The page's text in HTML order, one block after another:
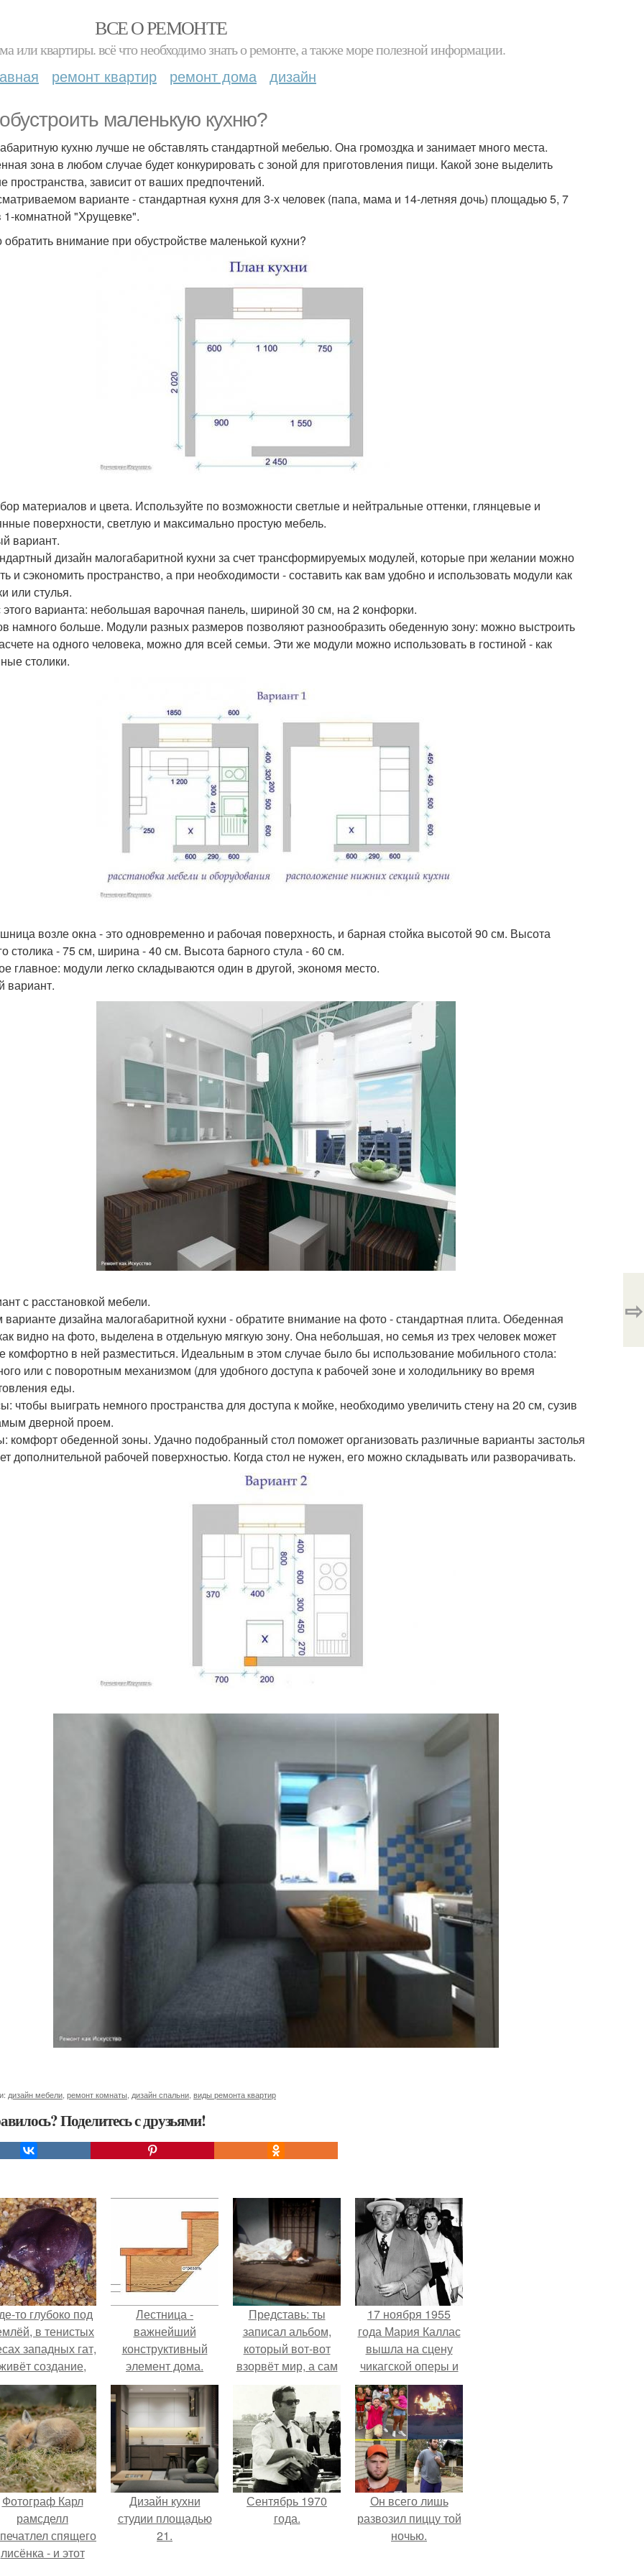
ВСЕ О РЕМОНТЕ
или квартиры. всё что необходимо знать о ремонте, а также море полезной информации.
ремонт квартир ремонт дома дизайн
маленькую кухню?
кухню лучше не обставлять стандартной мебелью. Она громоздка и занимает много места.
зона в любом случае будет конкурировать с зоной для приготовления пищи. Какой зоне выделить
пространства, зависит от ваших предпочтений.
варианте - стандартная кухня для 3-х человек (папа, мама и 14-летняя дочь) площадью 5, 7
1-комнатной "Хрущевке".
обратить внимание при обустройстве маленькой кухни?
материалов и цвета. Используйте по возможности светлые и нейтральные оттенки, глянцевые и
поверхности, светлую и максимально простую мебель.
вариант.
дизайн малогабаритной кухни за счет трансформируемых модулей, которые при желании можно
и сэкономить пространство, а при необходимости - составить как вам удобно и использовать модули как
или стулья.
варианта: небольшая варочная панель, шириной 30 см, на 2 конфорки.
намного больше. Модули разных размеров позволяют разнообразить обеденную зону: можно выстроить
на одного человека, можно для всей семьи. Эти же модули можно использовать в гостиной - как
столики.
возле окна - это одновременно и рабочая поверхность, и барная стойка высотой 90 см. Высота
столика - 75 см, ширина - 40 см. Высота барного стула - 60 см.
главное: модули легко складываются один в другой, экономя место.
вариант.
с расстановкой мебели.
варианте дизайна малогабаритной кухни - обратите внимание на фото - стандартная плита. Обеденная
видно на фото, выделена в отдельную мягкую зону. Она небольшая, но семья из трех человек может
комфортно в ней разместиться. Идеальным в этом случае было бы использование мобильного стола:
или с поворотным механизмом (для удобного доступа к рабочей зоне и холодильнику во время
еды.
чтобы выиграть немного пространства для доступа к мойке, необходимо увеличить стену на 20 см, сузив
дверной проем.
комфорт обеденной зоны. Удачно подобранный стол поможет организовать различные варианты застолья
дополнительной рабочей поверхностью. Когда стол не нужен, его можно складывать или разворачивать.
дизайн мебели ремонт комнаты дизайн спальни виды ремонта квартир
Поделитесь с друзьями!
⇨
то глубоко под
в тенистых
западных гат,
создание,
почти никто
не видит.
Лестница -
важнейший
конструктивный
элемент дома.
Представь: ты
записал альбом,
который вот-вот
взорвёт мир, а сам
в этот момент
ночуешь в машине.
17 ноября 1955
года Мария Каллас
вышла на сцену
чикагской оперы и
сорвала овации.
Фотограф Карл
рамсделл
спящего
лисёнка - и этот
Дизайн кухни
студии площадью
21.
Сентябрь 1970
года.
Он всего лишь
развозил пиццу той
ночью.